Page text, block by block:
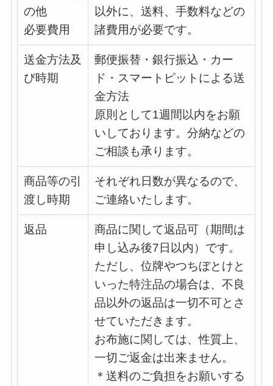
の他
必要費用
以外に、送料、手数料などの
諸費用が必要です。
送金方法及
び時期
郵便振替・銀行振込・カー
ド・スマートピットによる送
金方法
原則として1週間以内をお願
いしております。分納などの
ご相談も承ります。
商品等の引
渡し時期
それぞれ日数が異なるので、
ご連絡いたします。
返品
商品に関して返品可（期間は
申し込み後7日以内）です。
ただし、位牌やつちぼとけと
いった特注品の場合は、不良
品以外の返品は一切不可とさ
せていただきます。
お布施に関しては、性質上、
一切ご返金は出来ません。
＊送料のご負担をお願いする